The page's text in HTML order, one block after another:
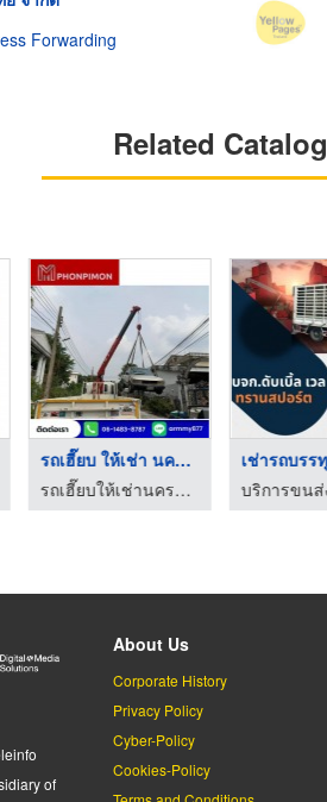
Forwarding
Related Catalog
รถเฮี๊ยบ ให้เช่า นคร ...
รถเฮี๊ยบให้เช่านครปฐม - พรพิมล เครน
of
About Us
Corporate History
Privacy Policy
Cyber-Policy
Cookies-Policy